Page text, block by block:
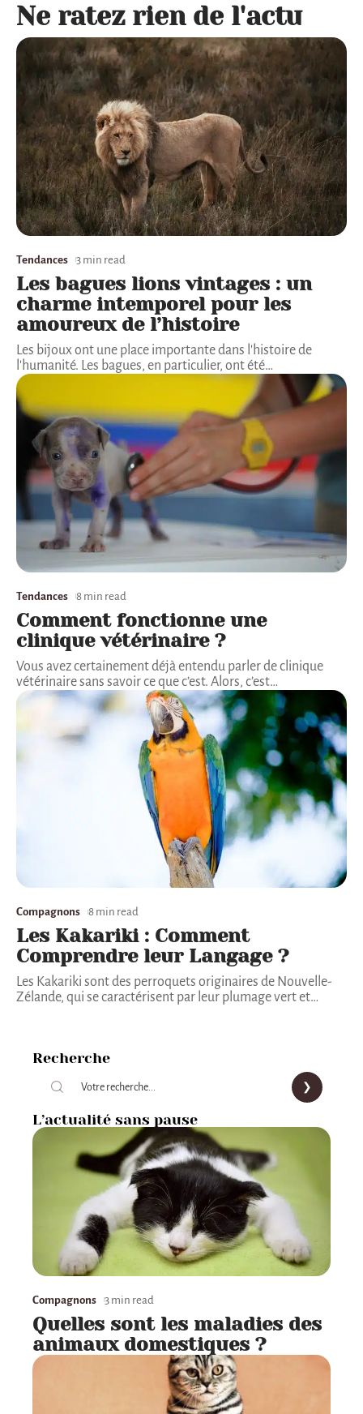
Ne ratez rien de l'actu
Tendances 3 min read
Les bagues lions vintages : un
charme intemporel pour les
amoureux de l’histoire
Les bijoux ont une place importante dans l'histoire de
l'humanité. Les bagues, en particulier, ont été…
Tendances 8 min read
Comment fonctionne une
clinique vétérinaire ?
Vous avez certainement déjà entendu parler de clinique
vétérinaire sans savoir ce que c’est. Alors, c’est…
Compagnons 8 min read
Les Kakariki : Comment
Comprendre leur Langage ?
Les Kakariki sont des perroquets originaires de Nouvelle-
Zélande, qui se caractérisent par leur plumage vert et…
Recherche
L’actualité sans pause
Compagnons 3 min read
Quelles sont les maladies des
animaux domestiques ?